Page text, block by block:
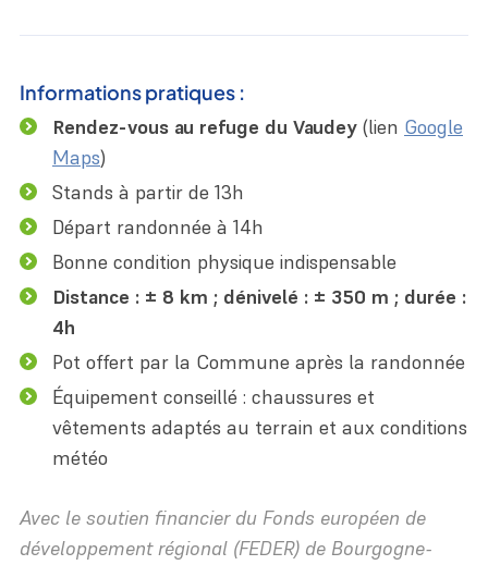
Informations pratiques :
Rendez-vous au refuge du Vaudey (lien Google
Maps)
Stands à partir de 13h
Départ randonnée à 14h
Bonne condition physique indispensable
Distance : ± 8 km ; dénivelé : ± 350 m ; durée :
4h
Pot offert par la Commune après la randonnée
Équipement conseillé : chaussures et
vêtements adaptés au terrain et aux conditions
météo
Avec le soutien financier du Fonds européen de
développement régional (FEDER) de Bourgogne-